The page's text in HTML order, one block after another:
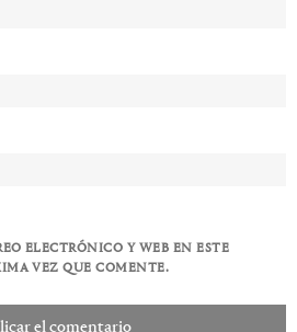
ELECTRÓNICO Y WEB EN ESTE
VEZ QUE COMENTE.